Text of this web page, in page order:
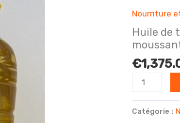
Nourriture
Huile de
€
quantité
de
Huile
Catégorie :